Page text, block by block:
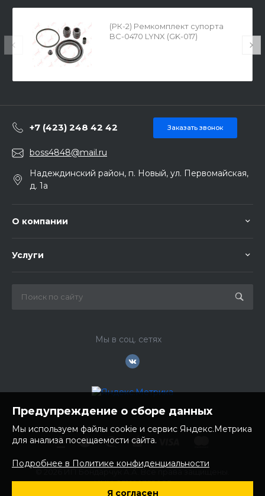
(РК-2) Ремкомплект супорта
BC-0470 LYNX (GK-017)
+7 (423) 248 42 42 Заказать звонок
boss4848@mail.ru
Надеждинский район, п. Новый, ул. Первомайская,
д. 1а
О компании
Услуги
Мы в соц. сетях
ИНН: 252100758085
Предупреждение о сборе данных
Мы используем файлы cookie и сервис Яндекс.Метрика
для анализа посещаемости сайта.
Подробнее в Политике конфиденциальности
Я согласен